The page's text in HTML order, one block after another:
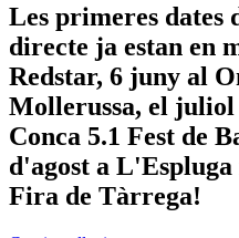
Les primeres dates
directe ja estan en
Redstar, 6 juny al
Mollerussa, el juliol
Conca 5.1 Fest de
d'agost a L'Espluga
Fira de Tàrrega!